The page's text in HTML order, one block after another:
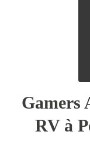
Gamers
RV à